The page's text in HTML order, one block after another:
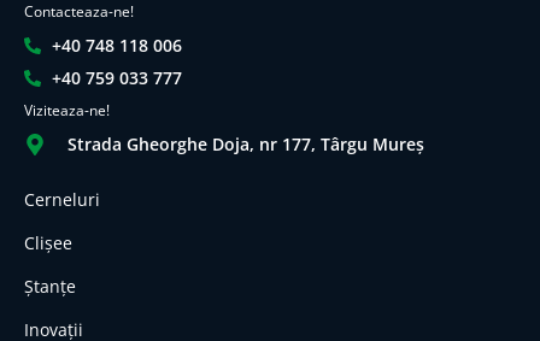
Contacteaza-ne!
+40 748 118 006
+40 759 033 777
Viziteaza-ne!
Strada Gheorghe Doja, nr 177, Târgu Mureș
Cerneluri
Clișee
Ștanțe
Inovații